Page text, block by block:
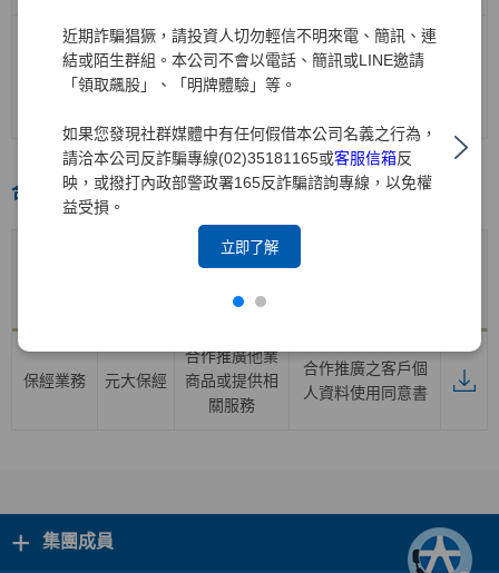
近期詐騙猖獗，請投資人切勿輕信不明來電、簡訊、連
結或陌生群組。本公司不會以電話、簡訊或LINE邀請
「領取飆股」、「明牌體驗」等。
如果您發現社群媒體中有任何假借本公司名義之行為，
請洽本公司反詐騙專線(02)35181165或客服信箱反
映，或撥打內政部警政署165反詐騙諮詢專線，以免權
益受損。
立即了解
證券業務 元大證券
證券經紀業務
之開戶
(含海外複委託
合作推廣專區
合作推廣產品
保經業務 元大保經
合作推廣他業
商品或提供相
關服務
合作推廣之客戶個
人資料使用同意書
+ 集團成員